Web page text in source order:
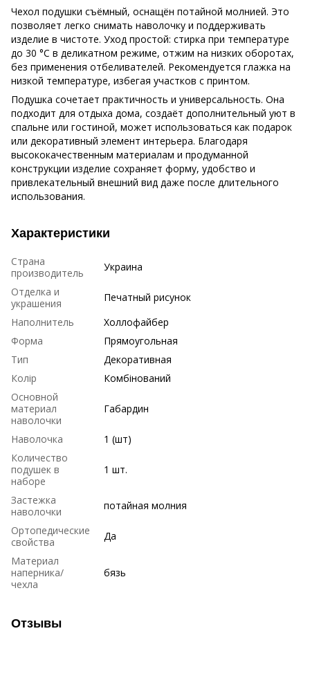
Чехол подушки съёмный, оснащён потайной молнией. Это
позволяет легко снимать наволочку и поддерживать
изделие в чистоте. Уход простой: стирка при температуре
до 30 °C в деликатном режиме, отжим на низких оборотах,
без применения отбеливателей. Рекомендуется глажка на
низкой температуре, избегая участков с принтом.
Подушка сочетает практичность и универсальность. Она
подходит для отдыха дома, создаёт дополнительный уют в
спальне или гостиной, может использоваться как подарок
или декоративный элемент интерьера. Благодаря
высококачественным материалам и продуманной
конструкции изделие сохраняет форму, удобство и
привлекательный внешний вид даже после длительного
использования.
Характеристики
Страна
производитель
Украина
Отделка и
украшения
Печатный рисунок
Наполнитель
Холлофайбер
Форма
Прямоугольная
Тип
Декоративная
Колір
Комбінований
Основной
материал
наволочки
Габардин
Наволочка
1 (шт)
Количество
подушек в
наборе
1 шт.
Застежка
наволочки
потайная молния
Ортопедические
свойства
Да
Материал
наперника/
чехла
бязь
Отзывы